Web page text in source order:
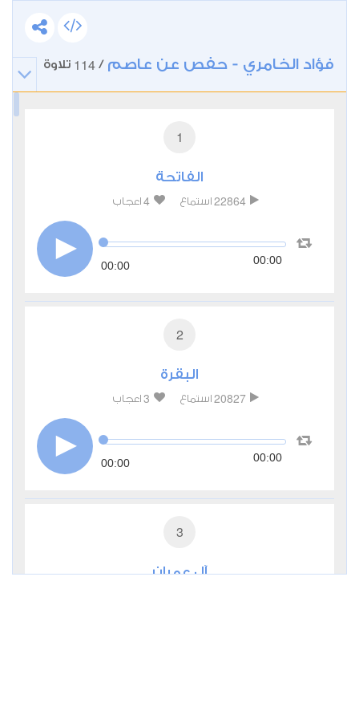
فؤاد الخامري - حفص عن عاصم /
114 تلاوة
1
الفاتحة
22864 استماع 4 اعجاب
00:00 00:00
2
البقرة
20827 استماع 3 اعجاب
00:00 00:00
3
آل عمران